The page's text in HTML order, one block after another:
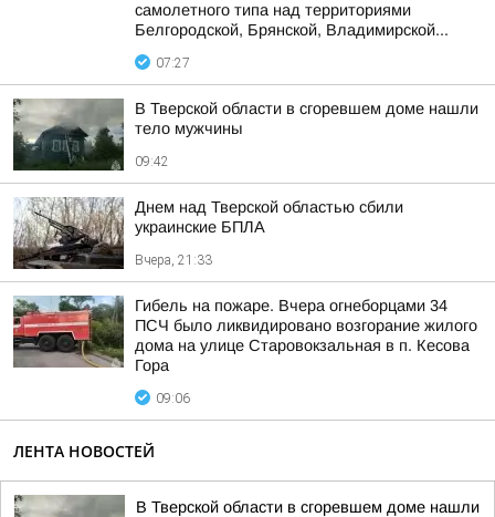
самолетного типа над территориями
Белгородской, Брянской, Владимирской...
07:27
В Тверской области в сгоревшем доме нашли
тело мужчины
09:42
Днем над Тверской областью сбили
украинские БПЛА
Вчера, 21:33
Гибель на пожаре. Вчера огнеборцами 34
ПСЧ было ликвидировано возгорание жилого
дома на улице Старовокзальная в п. Кесова
Гора
09:06
ЛЕНТА НОВОСТЕЙ
В Тверской области в сгоревшем доме нашли